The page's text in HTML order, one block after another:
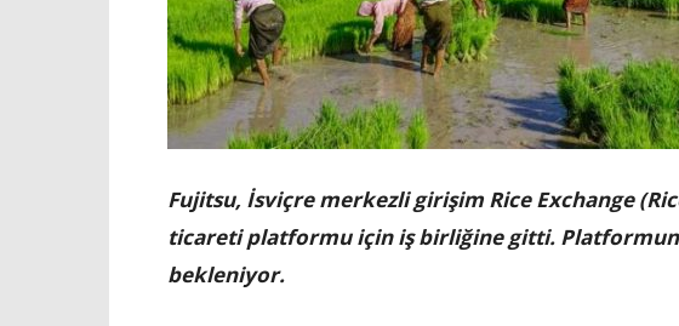
Fujitsu, İsviçre merkezli girişim Rice Exchange
ticareti platformu için iş birliğine gitti. Platformun
bekleniyor.